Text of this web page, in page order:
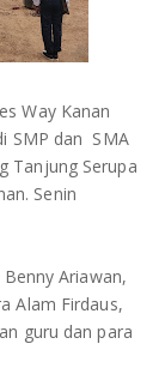
Way Kanan
SMP dan SMA
Tanjung Serupa
Senin
Ariawan,
Alam Firdaus,
guru dan para